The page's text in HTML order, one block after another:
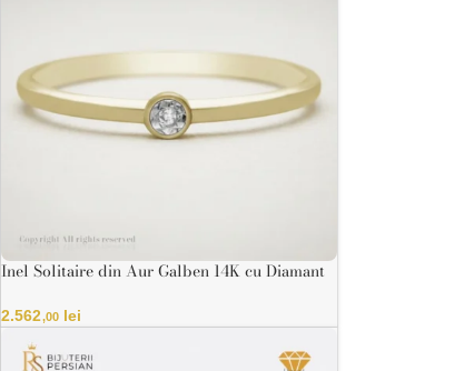
Inel Solitaire din Aur Galben 14K cu Diamant
2.562,00 lei